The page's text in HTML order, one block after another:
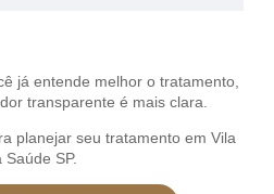
já entende melhor o tratamento,
transparente é mais clara.
planejar seu tratamento em Vila
Saúde SP.